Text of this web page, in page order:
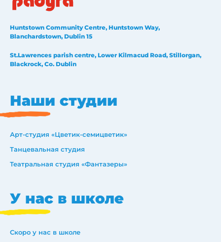
Huntstown Community Centre, Huntstown Way,
Blanchardstown, Dublin 15
St.Lawrences parish centre, Lower Kilmacud Road, Stillorgan,
Blackrock, Co. Dublin
Наши студии
Арт-студия «Цветик-семицветик»
Танцевальная студия
Театральная студия «Фантазеры»
У нас в школе
Скоро у нас в школе